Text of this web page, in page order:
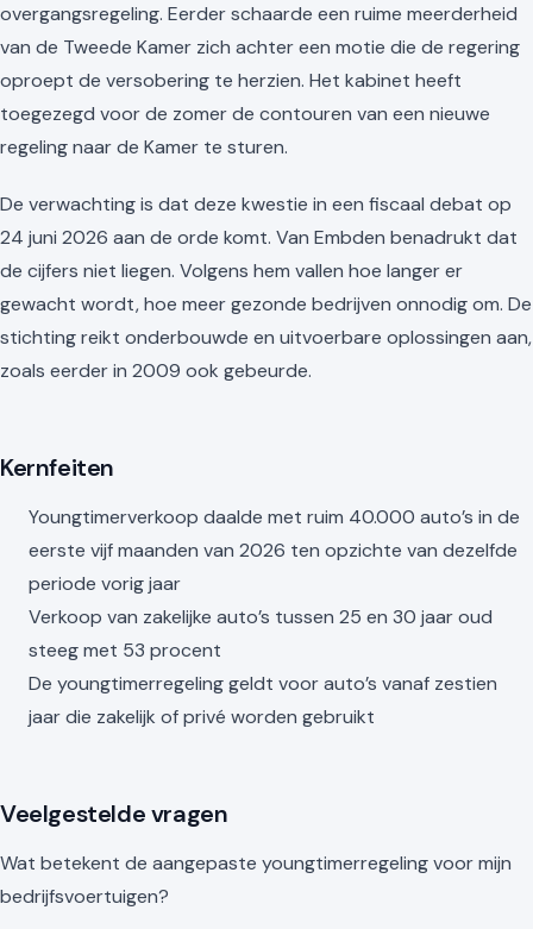
overgangsregeling. Eerder schaarde een ruime meerderheid
van de Tweede Kamer zich achter een motie die de regering
oproept de versobering te herzien. Het kabinet heeft
toegezegd voor de zomer de contouren van een nieuwe
regeling naar de Kamer te sturen.
De verwachting is dat deze kwestie in een fiscaal debat op
24 juni 2026 aan de orde komt. Van Embden benadrukt dat
de cijfers niet liegen. Volgens hem vallen hoe langer er
gewacht wordt, hoe meer gezonde bedrijven onnodig om. De
stichting reikt onderbouwde en uitvoerbare oplossingen aan,
zoals eerder in 2009 ook gebeurde.
Kernfeiten
Youngtimerverkoop daalde met ruim 40.000 auto’s in de
eerste vijf maanden van 2026 ten opzichte van dezelfde
periode vorig jaar
Verkoop van zakelijke auto’s tussen 25 en 30 jaar oud
steeg met 53 procent
De youngtimerregeling geldt voor auto’s vanaf zestien
jaar die zakelijk of privé worden gebruikt
Veelgestelde vragen
Wat betekent de aangepaste youngtimerregeling voor mijn
bedrijfsvoertuigen?